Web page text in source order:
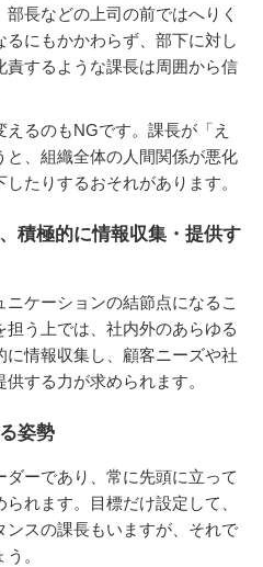
長などの上司の前ではへりく
にもかかわらず、部下に対し
するような課長は周囲から信
るのもNGです。課長が「え
と、組織全体の人間関係が悪化
たりするおそれがあります。
積極的に情報収集・提供す
ケーションの結節点になるこ
う上では、社内外のあらゆる
に情報収集し、顧客ニーズや社
する力が求められます。
姿勢
ーであり、常に先頭に立って
れます。目標だけ設定して、
ンスの課長もいますが、それで
。